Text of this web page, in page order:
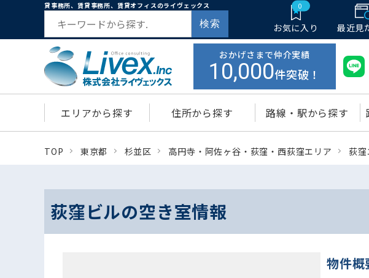
貸事務所、賃貸事務所、賃貸オフィスのライヴェックス
検索
0
お気に入り 最近見
おかげさまで仲介実績
10,000件突破！
エリアから探す 住所から探す 路線・駅から探す
TOP 東京都 杉並区 高円寺・阿佐ヶ谷・荻窪・西荻窪エリア 荻窪
荻窪ビルの空き室情報
物件